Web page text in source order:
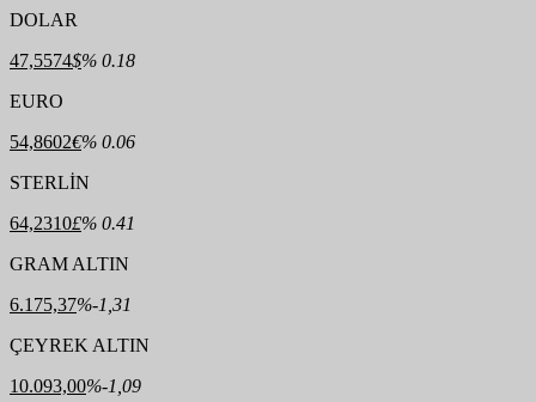
DOLAR
47,5574$% 0.18
EURO
54,8602€% 0.06
STERLİN
64,2310£% 0.41
GRAM ALTIN
6.175,37%-1,31
ÇEYREK ALTIN
10.093,00%-1,09